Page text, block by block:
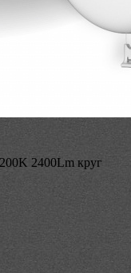
2400Lm круг